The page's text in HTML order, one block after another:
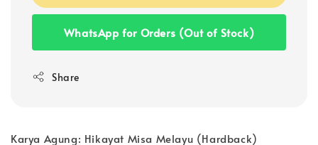
WhatsApp for Orders (Out of Stock)
Share
Karya Agung: Hikayat Misa Melayu (Hardback)